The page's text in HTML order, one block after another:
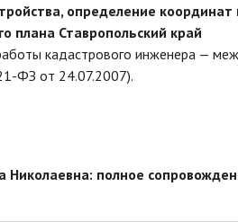
определение координат
плана Ставропольский край
кадастрового инженера —
ФЗ от 24.07.2007).
Николаевна: полное